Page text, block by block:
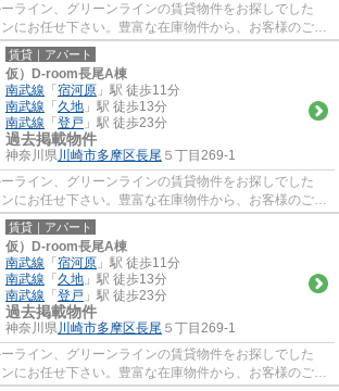
ライン、グリーンラインの賃貸物件をお探しでした
にお任せ下さい。豊富な在庫物件から、お客様のご要
提案致します。
賃貸｜アパート
仮）D-room長尾A棟
南武線 「 宿河原 」駅 徒歩11分
南武線 「 久地 」駅 徒歩13分
南武線 「 登戸 」駅 徒歩23分
過去掲載物件
神奈川県川崎市多摩区長尾 ５丁目269-1
ライン、グリーンラインの賃貸物件をお探しでした
にお任せ下さい。豊富な在庫物件から、お客様のご要
提案致します。
賃貸｜アパート
仮）D-room長尾A棟
南武線 「 宿河原 」駅 徒歩11分
南武線 「 久地 」駅 徒歩13分
南武線 「 登戸 」駅 徒歩23分
過去掲載物件
神奈川県川崎市多摩区長尾 ５丁目269-1
ライン、グリーンラインの賃貸物件をお探しでした
にお任せ下さい。豊富な在庫物件から、お客様のご要